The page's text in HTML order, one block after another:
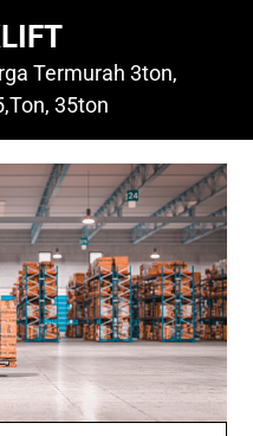
Termurah 3ton,
35ton